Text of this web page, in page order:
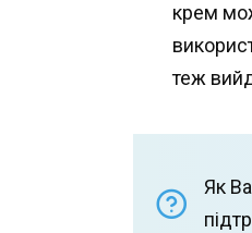
крем
теж
Як